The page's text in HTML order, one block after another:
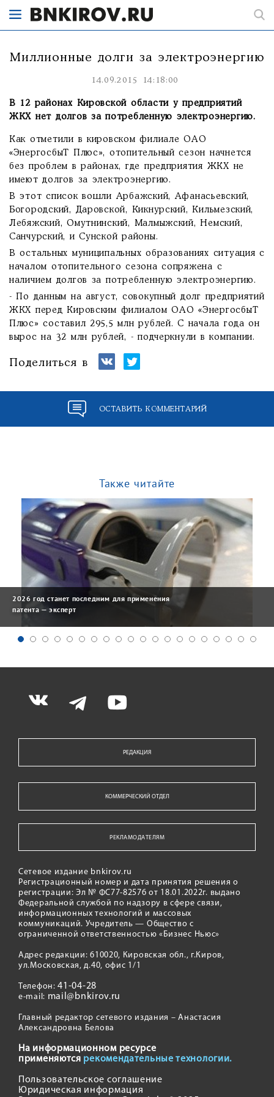
Миллионные долги за электроэнергию
14.09.2015 14:18:00
В 12 районах Кировской области у предприятий
ЖКХ нет долгов за потребленную электроэнергию.
Как отметили в кировском филиале ОАО
«ЭнергосбыТ Плюс», отопительный сезон начнется
без проблем в районах, где предприятия ЖКХ не
имеют долгов за электроэнергию.
В этот список вошли Арбажский, Афанасьевский,
Богородский, Даровской, Кикнурский, Кильмезский,
Лебяжский, Омутнинский, Малмыжский, Немский,
Санчурский, и Сунской районы.
В остальных муниципальных образованиях ситуация с
началом отопительного сезона сопряжена с
наличием долгов за потребленную электроэнергию.
- По данным на август, совокупный долг предприятий
ЖКХ перед Кировским филиалом ОАО «ЭнергосбыТ
Плюс» составил 295,5 млн рублей. С начала года он
вырос на 32 млн рублей, - подчеркнули в компании.
Поделиться в
ОСТАВИТЬ КОММЕНТАРИЙ
Также читайте
2026 год станет последним для применения
патента — эксперт
РЕДАКЦИЯ
КОММЕРЧЕСКИЙ ОТДЕЛ
РЕКЛАМОДАТЕЛЯМ
Сетевое издание bnkirov.ru
Регистрационный номер и дата принятия решения о
регистрации: Эл № ФС77-82576 от 18.01.2022г. выдано
Федеральной службой по надзору в сфере связи,
информационных технологий и массовых
коммуникаций. Учредитель — Общество с
ограниченной ответственностью «Бизнес Ньюс»
Адрес редакции: 610020, Кировская обл., г.Киров,
ул.Московская, д.40, офис 1/1
Телефон:41-04-28
e-mail: mail@bnkirov.ru
Главный редактор сетевого издания – Анастасия
Александровна Белова
На информационном ресурсе
применяются рекомендательные технологии.
Пользовательское соглашение
Юридическая информация